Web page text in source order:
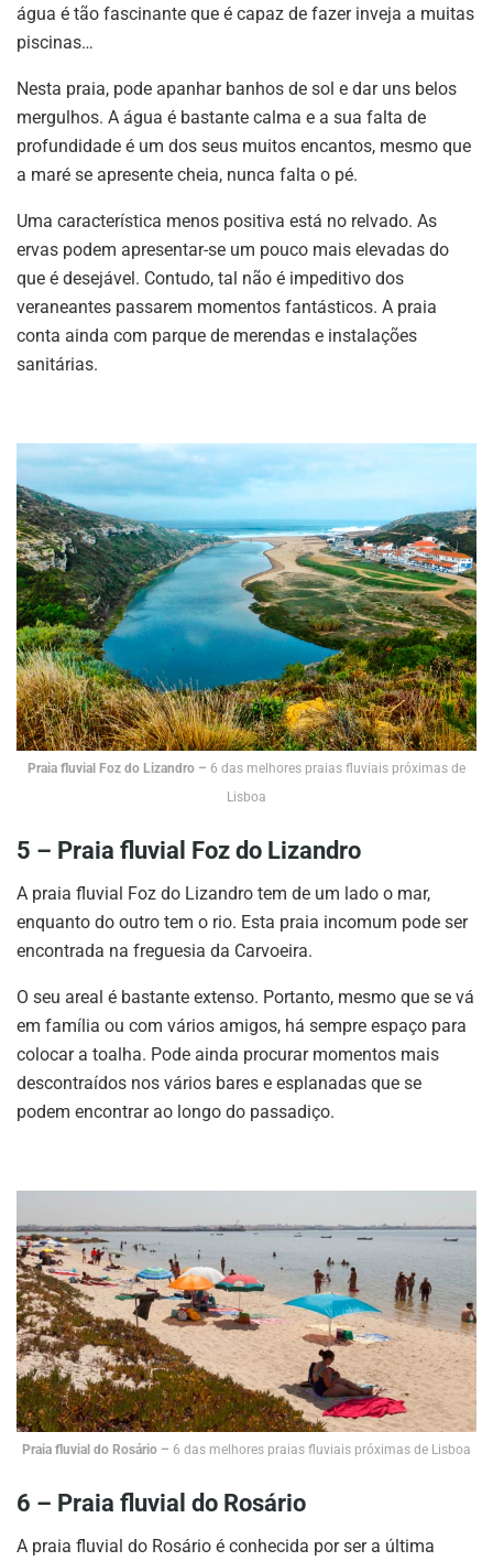
água é tão fascinante que é capaz de fazer inveja a muitas
piscinas…
Nesta praia, pode apanhar banhos de sol e dar uns belos
mergulhos. A água é bastante calma e a sua falta de
profundidade é um dos seus muitos encantos, mesmo que
a maré se apresente cheia, nunca falta o pé.
Uma característica menos positiva está no relvado. As
ervas podem apresentar-se um pouco mais elevadas do
que é desejável. Contudo, tal não é impeditivo dos
veraneantes passarem momentos fantásticos. A praia
conta ainda com parque de merendas e instalações
sanitárias.
Praia fluvial Foz do Lizandro – 6 das melhores praias fluviais próximas de
Lisboa
5 – Praia fluvial Foz do Lizandro
A praia fluvial Foz do Lizandro tem de um lado o mar,
enquanto do outro tem o rio. Esta praia incomum pode ser
encontrada na freguesia da Carvoeira.
O seu areal é bastante extenso. Portanto, mesmo que se vá
em família ou com vários amigos, há sempre espaço para
colocar a toalha. Pode ainda procurar momentos mais
descontraídos nos vários bares e esplanadas que se
podem encontrar ao longo do passadiço.
Praia fluvial do Rosário – 6 das melhores praias fluviais próximas de Lisboa
6 – Praia fluvial do Rosário
A praia fluvial do Rosário é conhecida por ser a última